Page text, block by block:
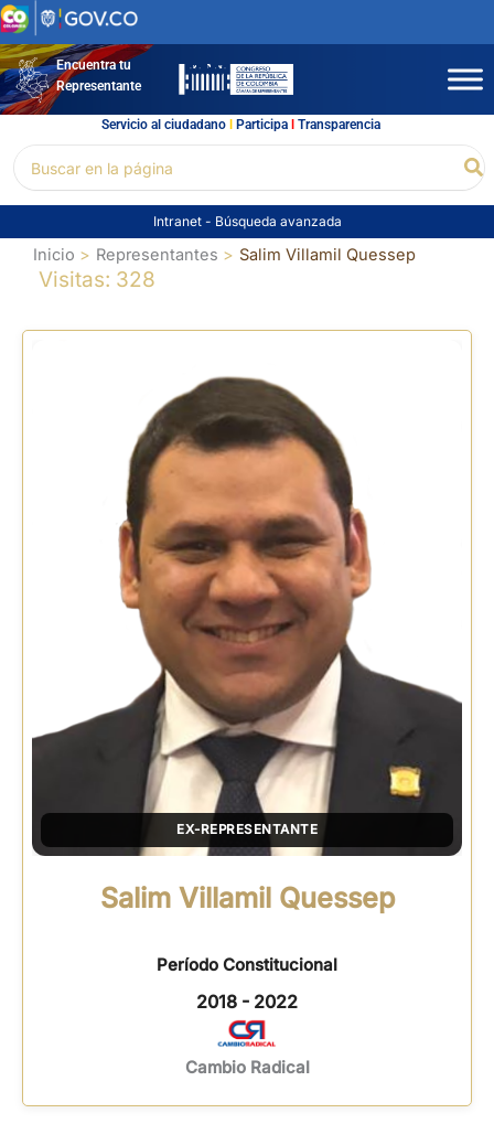
Ir
al
contenidoEncuentra tu
Representante
Servicio al ciudadano l Participal Transparencia
por:
Intranet - Búsqueda avanzada
Inicio Representantes Salim Villamil Quessep
Visitas: 328
EX-REPRESENTANTE
Salim Villamil Quessep
Período Constitucional
2018 - 2022
Cambio Radical